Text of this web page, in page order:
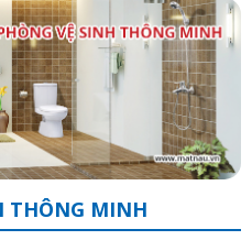
THÔNG MINH